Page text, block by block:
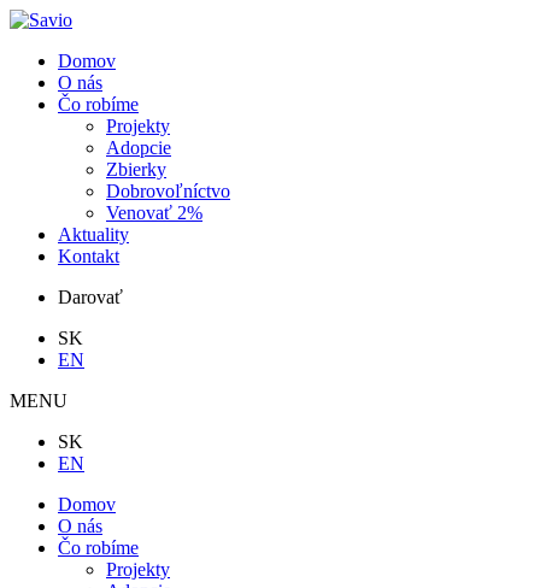
Domov
O nás
Čo robíme
Projekty
Adopcie
Zbierky
Dobrovoľníctvo
Venovať 2%
Aktuality
Kontakt
Darovať
SK
EN
MENU
SK
EN
Domov
O nás
Čo robíme
Projekty